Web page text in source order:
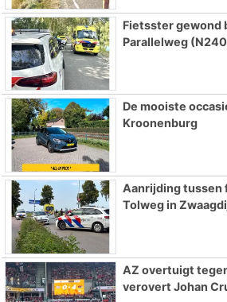
Fietsster gewond
Parallelweg
De mooiste
Kroonenburg
Aanrijding tussen
Tolweg in
AZ overtuigt
verovert Johan